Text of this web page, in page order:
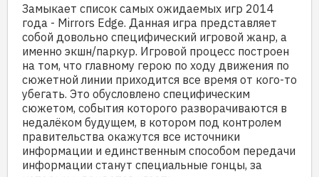
Замыкает список самых ожидаемых игр 2014
года - Mirrors Edge. Данная игра представляет
собой довольно специфический игровой жанр, а
именно экшн/паркур. Игровой процесс построен
на том, что главному герою по ходу движения по
сюжетной линии приходится все время от кого-то
убегать. Это обусловлено специфическим
сюжетом, события которого разворачиваются в
недалёком будущем, в котором под контролем
правительства окажутся все источники
информации и единственным способом передачи
информации станут специальные гонцы, за